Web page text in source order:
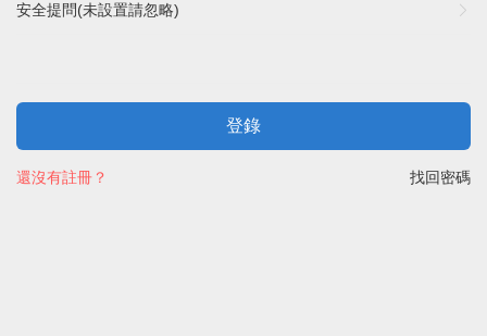
安全提問(未設置請忽略)
登錄
找回密碼
還沒有註冊？